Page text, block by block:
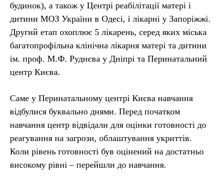
будинок), а також у Центрі реабілітації матері і
дитини МОЗ України в Одесі, і лікарні у Запоріжжі.
Другий етап охоплює 5 лікарень, серед яких міська
багатопрофільна клінічна лікарня матері та дитини
ім. проф. М.Ф. Руднєва у Дніпрі та Перинатальний
центр Києва.
Саме у Перинатальному центрі Києва навчання
відбулися буквально днями. Перед початком
навчання центр відвідали для оцінки готовності до
реагування на загрози, облаштування укриттів.
Коли рівень готовності був оцінений на достатньо
високому рівні – перейшли до навчання.